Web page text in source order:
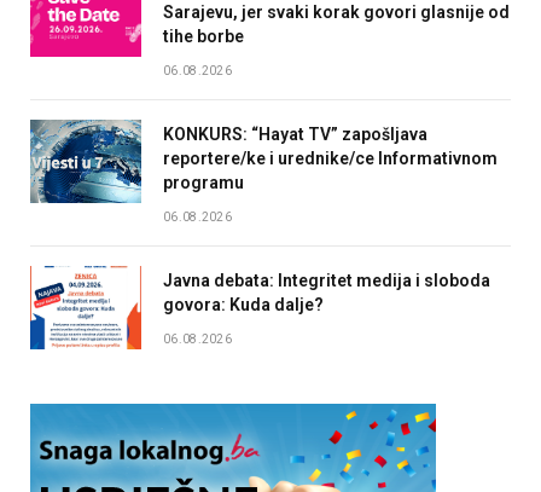
Sarajevu, jer svaki korak govori glasnije od
tihe borbe
06.08.2026
KONKURS: “Hayat TV” zapošljava
reportere/ke i urednike/ce Informativnom
programu
06.08.2026
Javna debata: Integritet medija i sloboda
govora: Kuda dalje?
06.08.2026